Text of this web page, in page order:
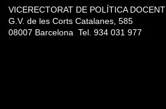
VICERECTORAT DE POLÍTICA DOCENT
G.V. de les Corts Catalanes, 585
08007 Barcelona Tel. 934 031 977